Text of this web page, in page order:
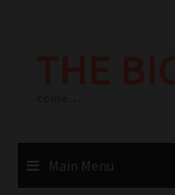
Main Menu